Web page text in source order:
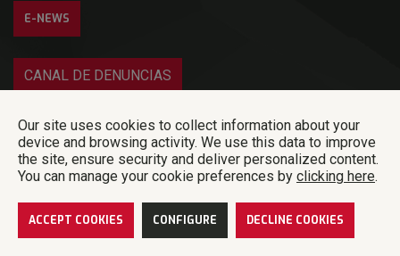
E-NEWS
CANAL DE DENUNCIAS
Iniciar sesión
Norel Animal Nutrition – © 2018 Norel S.A – All rigths reserved | Política de
privacidad|Código de ética y conducta|Plan de Igualdad Política de
calidad y seguridad alimentaria
Aviso legal y cookies |
Developed by Code
Barcelona
Our site uses cookies to collect information about your
device and browsing activity. We use this data to improve
the site, ensure security and deliver personalized content.
You can manage your cookie preferences by clicking here.
ACCEPT COOKIES CONFIGURE DECLINE COOKIES